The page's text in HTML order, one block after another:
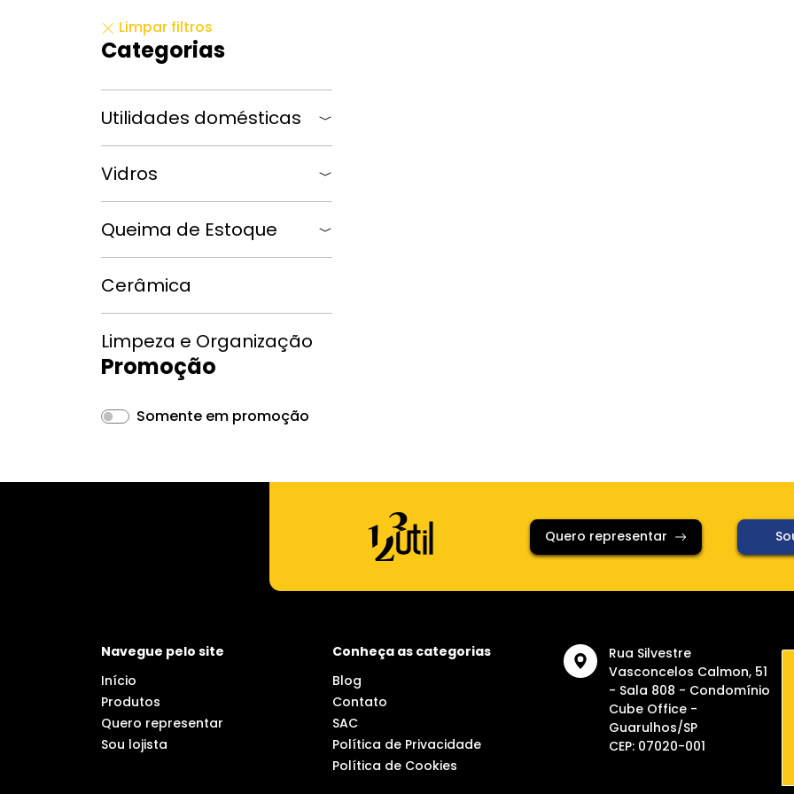
Limpar filtros
Categorias
Utilidades domésticas
Vidros
Queima de Estoque
Cerâmica
Limpeza e Organização
Promoção
Somente em promoção
Quero representar
Navegue pelo site
Início
Produtos
Quero representar
Sou lojista
Conheça as categorias
Blog
Contato
SAC
Política de Privacidade
Política de Cookies
Rua Silvestre
Vasconcelos Calmon, 51
- Sala 808 - Condomínio
Cube Office -
Guarulhos/SP
CEP: 07020-001